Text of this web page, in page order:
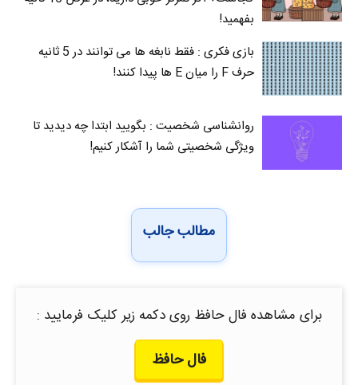
بفهمید!
بازی فکری : فقط نابغه ها می توانند در 5 ثانیه
حرف F را میان E‌ ها پیدا کنند!
روانشناسی شخصیت : بگویید ابتدا چه دیدید تا
ویژگی شخصیتی شما را آشکار کنیم!
مطالب جالب
برای مشاهده فال حافظ روی دکمه زیر کلیک فرمایید :
فال حافظ